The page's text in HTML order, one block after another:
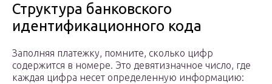
Структура банковского
идентификационного кода
Заполняя платежку, помните, сколько цифр
содержится в номере. Это девятизначное число, где
каждая цифра несет определенную информацию: